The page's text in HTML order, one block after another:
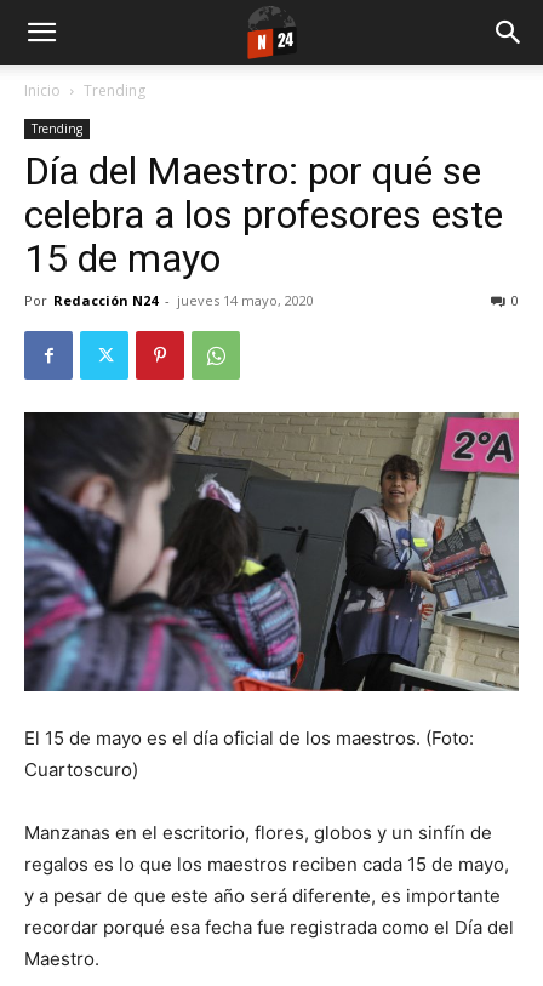
Inicio Trending
Trending
Día del Maestro: por qué se
celebra a los profesores este
15 de mayo
Por Redacción N24 - jueves 14 mayo, 2020 0
El 15 de mayo es el día oficial de los maestros. (Foto:
Cuartoscuro)
Manzanas en el escritorio, flores, globos y un sinfín de
regalos es lo que los maestros reciben cada 15 de mayo,
y a pesar de que este año será diferente, es importante
recordar porqué esa fecha fue registrada como el Día del
Maestro.